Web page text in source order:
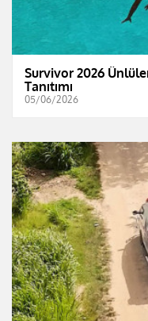
Survivor 2026
Tanıtımı
05/06/2026